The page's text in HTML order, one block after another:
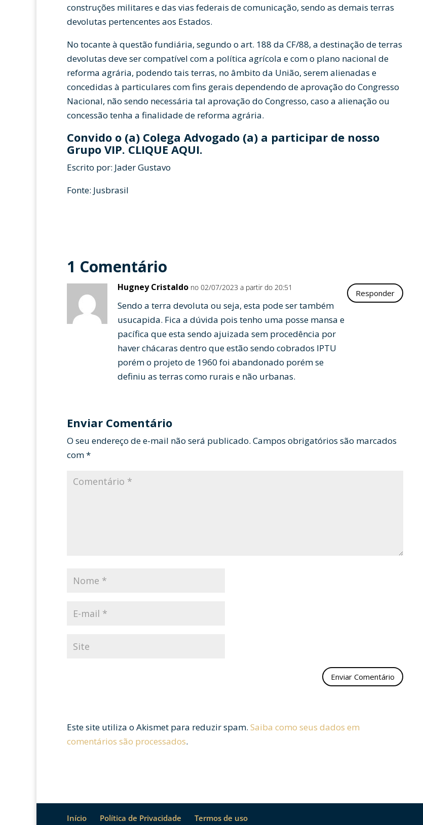
construções militares e das vias federais de comunicação, sendo as demais terras
devolutas pertencentes aos Estados.
No tocante à questão fundiária, segundo o art. 188 da CF/88, a destinação de terras
devolutas deve ser compatível com a política agrícola e com o plano nacional de
reforma agrária, podendo tais terras, no âmbito da União, serem alienadas e
concedidas à particulares com fins gerais dependendo de aprovação do Congresso
Nacional, não sendo necessária tal aprovação do Congresso, caso a alienação ou
concessão tenha a finalidade de reforma agrária.
Convido o (a) Colega Advogado (a) a participar de nosso
Grupo VIP. CLIQUE AQUI.
Escrito por: Jader Gustavo
Fonte: Jusbrasil
1 Comentário
Hugney Cristaldo no 02/07/2023 a partir do 20:51
Sendo a terra devoluta ou seja, esta pode ser também
usucapida. Fica a dúvida pois tenho uma posse mansa e
pacífica que esta sendo ajuizada sem procedência por
haver chácaras dentro que estão sendo cobrados IPTU
porém o projeto de 1960 foi abandonado porém se
definiu as terras como rurais e não urbanas.
Responder
Enviar Comentário
O seu endereço de e-mail não será publicado. Campos obrigatórios são marcados
com*
Este site utiliza o Akismet para reduzir spam. Saiba como seus dados em
comentários são processados.
Início Política de Privacidade Termos de uso